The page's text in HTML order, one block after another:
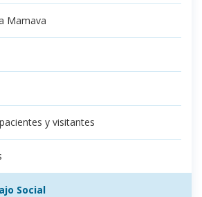
Mamava
y visitantes
Social